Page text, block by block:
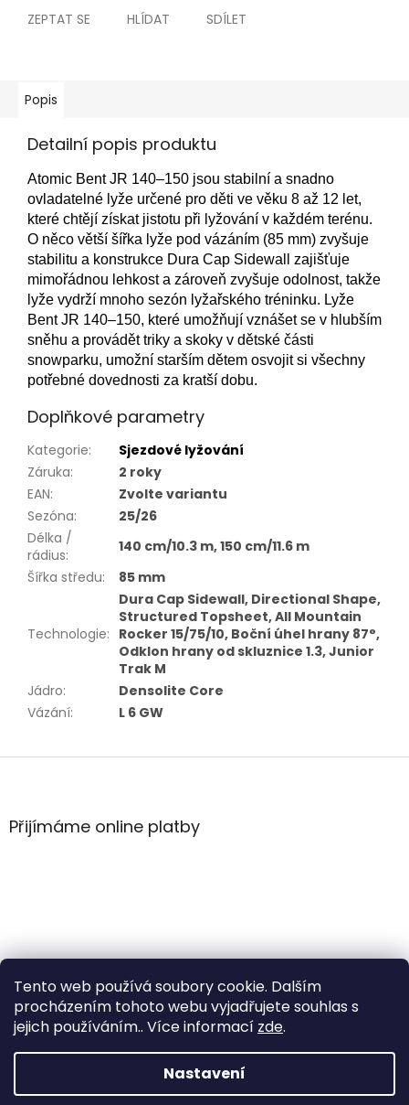
Tento web používá soubory cookie. Dalším
procházením tohoto webu vyjadřujete souhlas s
jejich používáním.. Více informací zde.
Nastavení
ZEPTAT SE HLÍDAT SDÍLET
Popis
Detailní popis produktu
Atomic Bent JR 140–150 jsou stabilní a snadno
ovladatelné lyže určené pro děti ve věku 8 až 12 let,
které chtějí získat jistotu při lyžování v každém terénu.
O něco větší šířka lyže pod vázáním (85 mm) zvyšuje
stabilitu a konstrukce Dura Cap Sidewall zajišťuje
mimořádnou lehkost a zároveň zvyšuje odolnost, takže
lyže vydrží mnoho sezón lyžařského tréninku. Lyže
Bent JR 140–150, které umožňují vznášet se v hlubším
sněhu a provádět triky a skoky v dětské části
snowparku, umožní starším dětem osvojit si všechny
potřebné dovednosti za kratší dobu.
Doplňkové parametry
Kategorie:
Sjezdové lyžování
Záruka:
2 roky
EAN:
Zvolte variantu
Sezóna:
25/26
Délka /
rádius:
140 cm/10.3 m, 150 cm/11.6 m
Šířka středu: 85 mm
Technologie:
Dura Cap Sidewall, Directional Shape,
Structured Topsheet, All Mountain
Rocker 15/75/10, Boční úhel hrany 87°,
Odklon hrany od skluznice 1.3, Junior
Trak M
Jádro:
Densolite Core
Vázání: L 6 GW
Z
aPřijímáme online platby
Vytvořil Shoptet